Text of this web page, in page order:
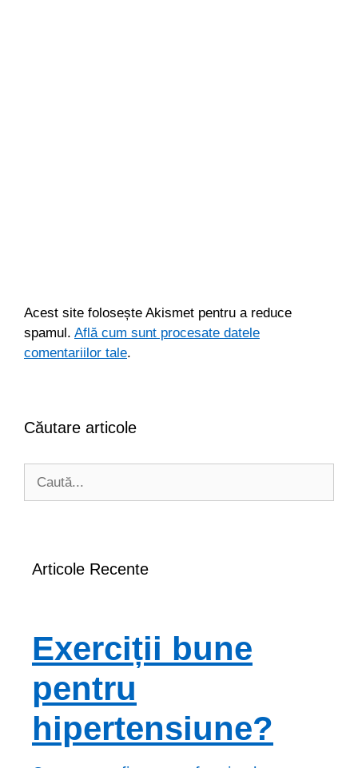
Acest site folosește Akismet pentru a reduce
spamul. Află cum sunt procesate datele
comentariilor tale.
Căutare articole
Articole Recente
Exerciții bune
pentru
hipertensiune?